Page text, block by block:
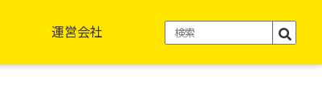
運営会社